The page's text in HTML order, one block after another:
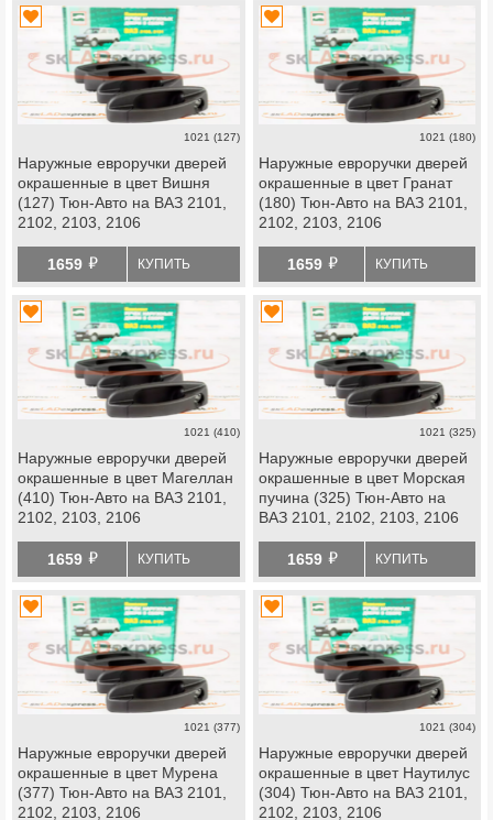
1021 (127)
Наружные евроручки дверей
окрашенные в цвет Вишня
(127) Тюн-Авто на ВАЗ 2101,
2102, 2103, 2106
1659 й КУПИТЬ
1021 (180)
Наружные евроручки дверей
окрашенные в цвет Гранат
(180) Тюн-Авто на ВАЗ 2101,
2102, 2103, 2106
1659 й КУПИТЬ
1021 (410)
Наружные евроручки дверей
окрашенные в цвет Магеллан
(410) Тюн-Авто на ВАЗ 2101,
2102, 2103, 2106
1659 й КУПИТЬ
1021 (325)
Наружные евроручки дверей
окрашенные в цвет Морская
пучина (325) Тюн-Авто на
ВАЗ 2101, 2102, 2103, 2106
1659 й КУПИТЬ
1021 (377)
Наружные евроручки дверей
окрашенные в цвет Мурена
(377) Тюн-Авто на ВАЗ 2101,
2102, 2103, 2106
1021 (304)
Наружные евроручки дверей
окрашенные в цвет Наутилус
(304) Тюн-Авто на ВАЗ 2101,
2102, 2103, 2106